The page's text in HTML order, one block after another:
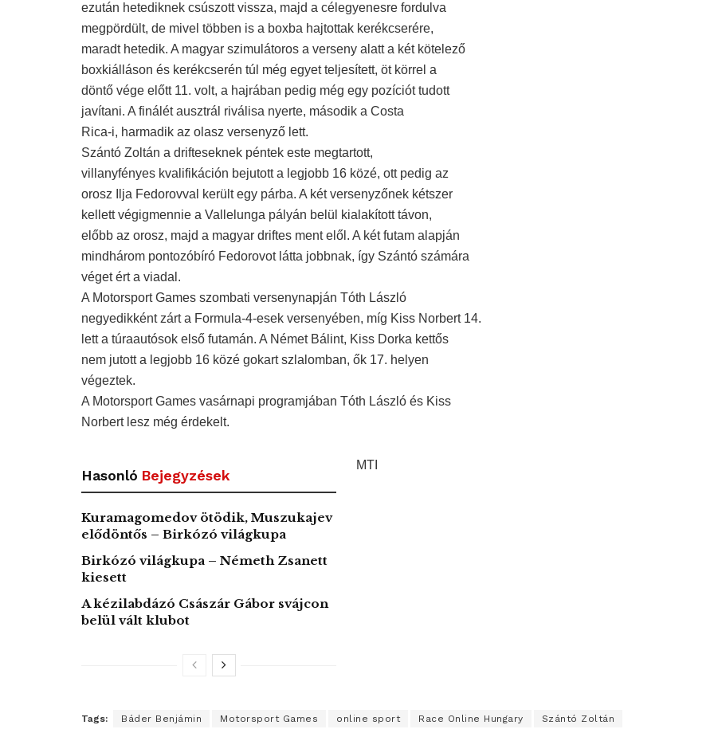
ezután hetediknek csúszott vissza, majd a célegyenesre fordulva
megpördült, de mivel többen is a boxba hajtottak kerékcserére,
maradt hetedik. A magyar szimulátoros a verseny alatt a két kötelező
boxkiálláson és kerékcserén túl még egyet teljesített, öt körrel a
döntő vége előtt 11. volt, a hajrában pedig még egy pozíciót tudott
javítani. A finálét ausztrál riválisa nyerte, második a Costa
Rica-i, harmadik az olasz versenyző lett.
Szántó Zoltán a drifteseknek péntek este megtartott,
villanyfényes kvalifikáción bejutott a legjobb 16 közé, ott pedig az
orosz Ilja Fedorovval került egy párba. A két versenyzőnek kétszer
kellett végigmennie a Vallelunga pályán belül kialakított távon,
előbb az orosz, majd a magyar driftes ment elől. A két futam alapján
mindhárom pontozóbíró Fedorovot látta jobbnak, így Szántó számára
véget ért a viadal.
A Motorsport Games szombati versenynapján Tóth László
negyedikként zárt a Formula-4-esek versenyében, míg Kiss Norbert 14.
lett a túraautósok első futamán. A Német Bálint, Kiss Dorka kettős
nem jutott a legjobb 16 közé gokart szlalomban, ők 17. helyen
végeztek.
A Motorsport Games vasárnapi programjában Tóth László és Kiss
Norbert lesz még érdekelt.
Hasonló Bejegyzések
Kuramagomedov ötödik, Muszukajev
elődöntős – Birkózó világkupa
Birkózó világkupa – Németh Zsanett
kiesett
A kézilabdázó Császár Gábor svájcon
belül vált klubot
MTI
Tags: Báder Benjámin Motorsport Games online sport Race Online Hungary Szántó Zoltán